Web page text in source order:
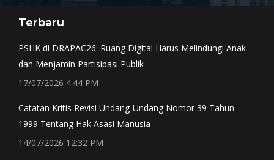
opens
window
opens
window
opens
window
Terbaru
PSHK di DRAPAC26: Ruang Digital Harus Melindungi Anak
dan Menjamin Partisipasi Publik
17/07/2026 4:44 PM
Catatan Kritis Revisi Undang-Undang Nomor 39 Tahun
1999 Tentang Hak Asasi Manusia
14/07/2026 12:32 PM